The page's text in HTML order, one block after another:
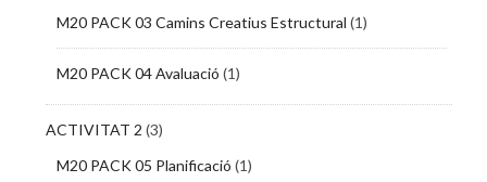
M20 PACK 03 Camins Creatius Estructural (1)
M20 PACK 04 Avaluació (1)
ACTIVITAT 2 (3)
M20 PACK 05 Planificació (1)